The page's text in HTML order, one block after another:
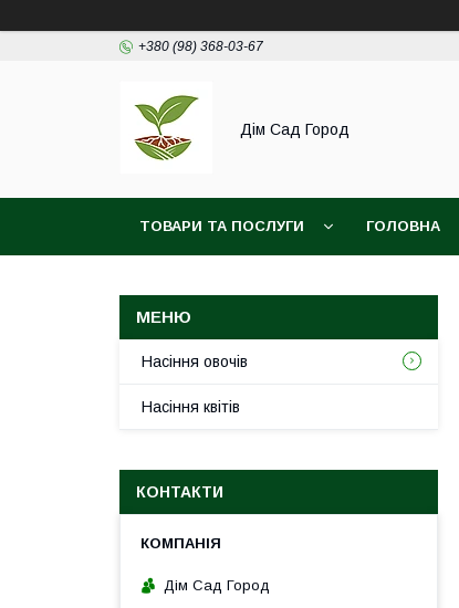
+380 (98) 368-03-67
Дім Сад Город
ТОВАРИ ТА ПОСЛУГИ ГОЛОВНА
Насіння овочів
Насіння квітів
КОНТАКТИ
Дім Сад Город